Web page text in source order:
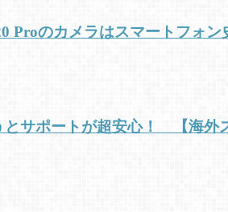
Proのカメラはスマートフォ
とサポートが超安心！ 【海外